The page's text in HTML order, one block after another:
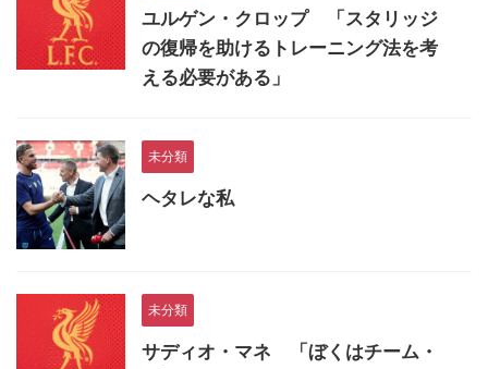
ユルゲン・クロップ 「スタリッジ
の復帰を助けるトレーニング法を考
える必要がある」
未分類
ヘタレな私
未分類
サディオ・マネ 「ぼくはチーム・